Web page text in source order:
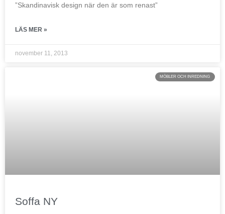
”Skandinavisk design när den är som renast”
LÄS MER »
november 11, 2013
MÖBLER OCH INREDNING
Soffa NY